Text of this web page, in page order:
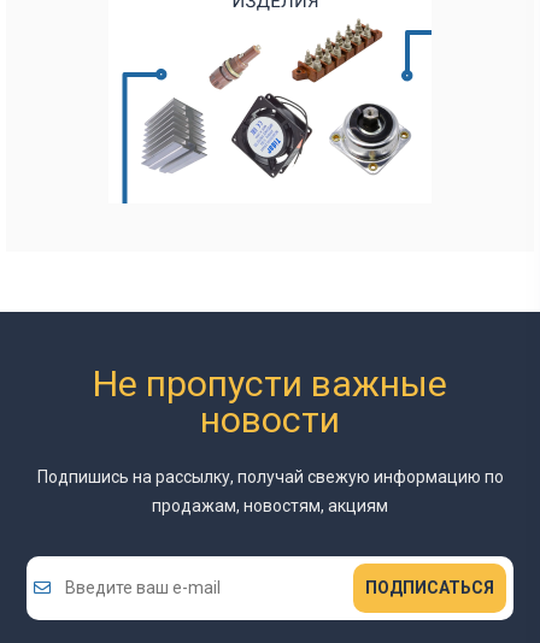
Не пропусти важные
новости
Подпишись на рассылку, получай свежую информацию по
продажам, новостям, акциям
ПОДПИСАТЬСЯ